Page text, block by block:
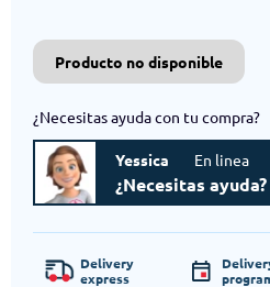
Producto no disponible
¿Necesitas ayuda con tu compra?
Yessica En linea
¿Necesitas ayuda?
Delivery
express